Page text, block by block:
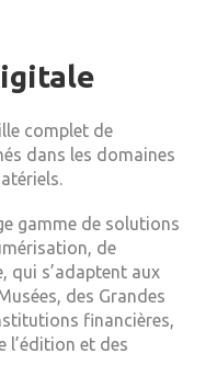
complet de
dans les domaines
gamme de solutions
de
qui s’adaptent aux
des Grandes
financières,
l’édition et des